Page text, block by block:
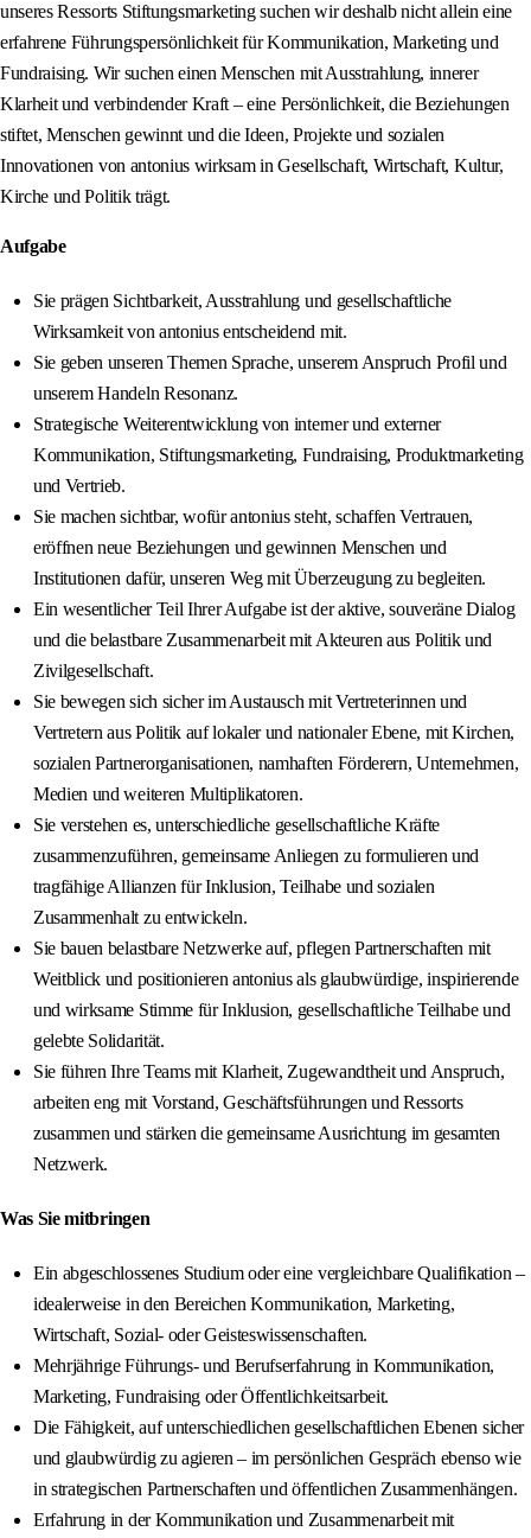
unseres Ressorts Stiftungsmarketing suchen wir deshalb nicht allein eine
erfahrene Führungspersönlichkeit für Kommunikation, Marketing und
Fundraising. Wir suchen einen Menschen mit Ausstrahlung, innerer
Klarheit und verbindender Kraft – eine Persönlichkeit, die Beziehungen
stiftet, Menschen gewinnt und die Ideen, Projekte und sozialen
Innovationen von antonius wirksam in Gesellschaft, Wirtschaft, Kultur,
Kirche und Politik trägt.
Aufgabe
Sie prägen Sichtbarkeit, Ausstrahlung und gesellschaftliche
Wirksamkeit von antonius entscheidend mit.
Sie geben unseren Themen Sprache, unserem Anspruch Profil und
unserem Handeln Resonanz.
Strategische Weiterentwicklung von interner und externer
Kommunikation, Stiftungsmarketing, Fundraising, Produktmarketing
und Vertrieb.
Sie machen sichtbar, wofür antonius steht, schaffen Vertrauen,
eröffnen neue Beziehungen und gewinnen Menschen und
Institutionen dafür, unseren Weg mit Überzeugung zu begleiten.
Ein wesentlicher Teil Ihrer Aufgabe ist der aktive, souveräne Dialog
und die belastbare Zusammenarbeit mit Akteuren aus Politik und
Zivilgesellschaft.
Sie bewegen sich sicher im Austausch mit Vertreterinnen und
Vertretern aus Politik auf lokaler und nationaler Ebene, mit Kirchen,
sozialen Partnerorganisationen, namhaften Förderern, Unternehmen,
Medien und weiteren Multiplikatoren.
Sie verstehen es, unterschiedliche gesellschaftliche Kräfte
zusammenzuführen, gemeinsame Anliegen zu formulieren und
tragfähige Allianzen für Inklusion, Teilhabe und sozialen
Zusammenhalt zu entwickeln.
Sie bauen belastbare Netzwerke auf, pflegen Partnerschaften mit
Weitblick und positionieren antonius als glaubwürdige, inspirierende
und wirksame Stimme für Inklusion, gesellschaftliche Teilhabe und
gelebte Solidarität.
Sie führen Ihre Teams mit Klarheit, Zugewandtheit und Anspruch,
arbeiten eng mit Vorstand, Geschäftsführungen und Ressorts
zusammen und stärken die gemeinsame Ausrichtung im gesamten
Netzwerk.
Was Sie mitbringen
Ein abgeschlossenes Studium oder eine vergleichbare Qualifikation –
idealerweise in den Bereichen Kommunikation, Marketing,
Wirtschaft, Sozial- oder Geisteswissenschaften.
Mehrjährige Führungs- und Berufserfahrung in Kommunikation,
Marketing, Fundraising oder Öffentlichkeitsarbeit.
Die Fähigkeit, auf unterschiedlichen gesellschaftlichen Ebenen sicher
und glaubwürdig zu agieren – im persönlichen Gespräch ebenso wie
in strategischen Partnerschaften und öffentlichen Zusammenhängen.
Erfahrung in der Kommunikation und Zusammenarbeit mit